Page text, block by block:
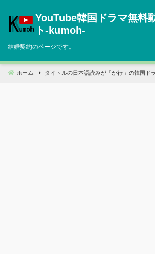
へ
動
YouTube韓国ドラマ無料
ト‐kumoh‐
結婚契約のページです。
ホーム タイトルの日本語読みが「か行」の韓国ド